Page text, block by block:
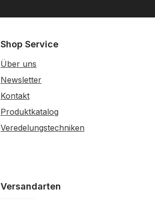
Shop Service
Über uns
Newsletter
Kontakt
Produktkatalog
Veredelungstechniken
Versandarten